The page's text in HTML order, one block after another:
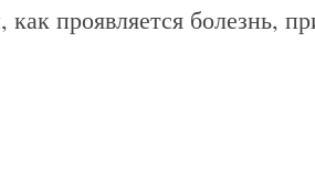
проявляется болезнь,